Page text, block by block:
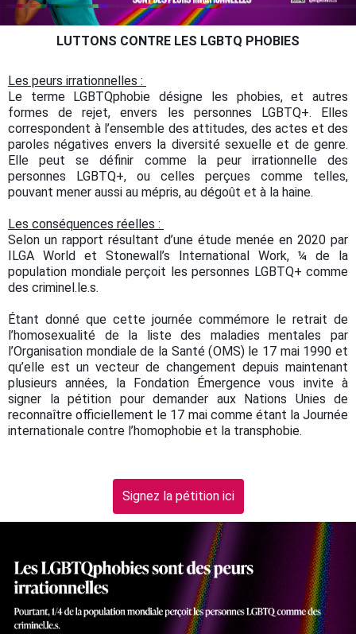
LUTTONS CONTRE LES LGBTQ PHOBIES
Les peurs irrationnelles :
Le terme LGBTQphobie désigne les phobies, et autres
formes de rejet, envers les personnes LGBTQ+. Elles
correspondent à l’ensemble des attitudes, des actes et des
paroles négatives envers la diversité sexuelle et de genre.
Elle peut se définir comme la peur irrationnelle des
personnes LGBTQ+, ou celles perçues comme telles,
pouvant mener aussi au mépris, au dégoût et à la haine.
Les conséquences réelles :
Selon un rapport résultant d’une étude menée en 2020 par
ILGA World et Stonewall’s International Work, ¼ de la
population mondiale perçoit les personnes LGBTQ+ comme
des criminel.le.s.
Étant donné que cette journée commémore le retrait de
l’homosexualité de la liste des maladies mentales par
l’Organisation mondiale de la Santé (OMS) le 17 mai 1990 et
qu’elle est un vecteur de changement depuis maintenant
plusieurs années, la Fondation Émergence vous invite à
signer la pétition pour demander aux Nations Unies de
reconnaître officiellement le 17 mai comme étant la Journée
internationale contre l’homophobie et la transphobie.
Signez la pétition ici